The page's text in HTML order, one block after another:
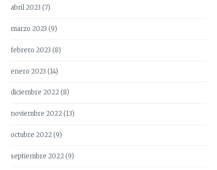
abril 2023 (7)
marzo 2023 (9)
febrero 2023 (8)
enero 2023 (14)
diciembre 2022(8)
noviembre 2022(13)
octubre 2022(9)
septiembre 2022(9)